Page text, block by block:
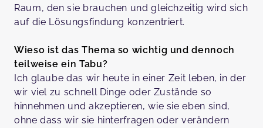
Raum, den sie brauchen und gleichzeitig wird sich
auf die Lösungsfindung konzentriert.
Wieso ist das Thema so wichtig und dennoch
teilweise ein Tabu?
Ich glaube das wir heute in einer Zeit leben, in der
wir viel zu schnell Dinge oder Zustände so
hinnehmen und akzeptieren, wie sie eben sind,
ohne dass wir sie hinterfragen oder verändern